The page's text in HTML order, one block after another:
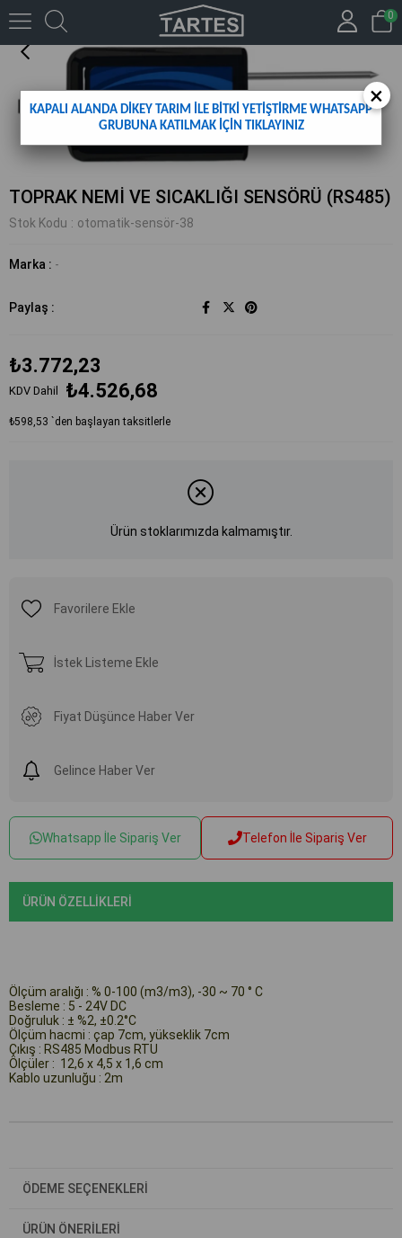
0
TOPRAK NEMİ VE SICAKLIĞI SENSÖRÜ (RS485)
TOPRAK NEMİ VE SICAKLIĞI SENSÖRÜ (RS485)
Stok Kodu otomatik-sensör-38
Marka : -
Paylaş :
₺3.772,23
KDV Dahil ₺4.526,68
₺598,53 `den başlayan taksitlerle
Ürün stoklarımızda kalmamıştır.
Favorilere Ekle
İstek Listeme Ekle
Fiyat Düşünce Haber Ver
Gelince Haber Ver
Whatsapp İle Sipariş Ver Telefon İle Sipariş Ver
ÜRÜN ÖZELLIKLERI
Ölçüm aralığı : % 0-100 (m3/m3), -30 ~ 70 ° C
Besleme : 5 - 24V DC
Doğruluk : ± %2, ±0.2°C
Ölçüm hacmi : çap 7cm, yükseklik 7cm
Çıkış : RS485 Modbus RTU
Ölçüler : 12,6 x 4,5 x 1,6 cm
Kablo uzunluğu : 2m
ÖDEME SEÇENEKLERI
ÜRÜN ÖNERILERI
×
KAPALI ALANDA DİKEY TARIM İLE BİTKİ YETİŞTİRME WHATSAPP
GRUBUNA KATILMAK İÇİN TIKLAYINIZ